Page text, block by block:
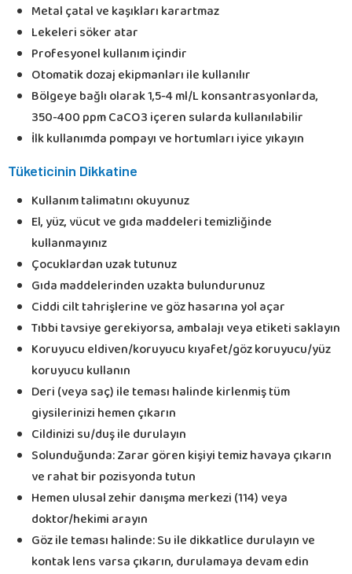
Metal çatal ve kaşıkları karartmaz
Lekeleri söker atar
Profesyonel kullanım içindir
Otomatik dozaj ekipmanları ile kullanılır
Bölgeye bağlı olarak 1,5-4 ml/L konsantrasyonlarda,
350-400 ppm CaCO3 içeren sularda kullanılabilir
İlk kullanımda pompayı ve hortumları iyice yıkayın
Tüketicinin Dikkatine
Kullanım talimatını okuyunuz
El, yüz, vücut ve gıda maddeleri temizliğinde
kullanmayınız
Çocuklardan uzak tutunuz
Gıda maddelerinden uzakta bulundurunuz
Ciddi cilt tahrişlerine ve göz hasarına yol açar
Tıbbi tavsiye gerekiyorsa, ambalajı veya etiketi saklayın
Koruyucu eldiven/koruyucu kıyafet/göz koruyucu/yüz
koruyucu kullanın
Deri (veya saç) ile teması halinde kirlenmiş tüm
giysilerinizi hemen çıkarın
Cildinizi su/duş ile durulayın
Solunduğunda: Zarar gören kişiyi temiz havaya çıkarın
ve rahat bir pozisyonda tutun
Hemen ulusal zehir danışma merkezi (114) veya
doktor/hekimi arayın
Göz ile teması halinde: Su ile dikkatlice durulayın ve
kontak lens varsa çıkarın, durulamaya devam edin